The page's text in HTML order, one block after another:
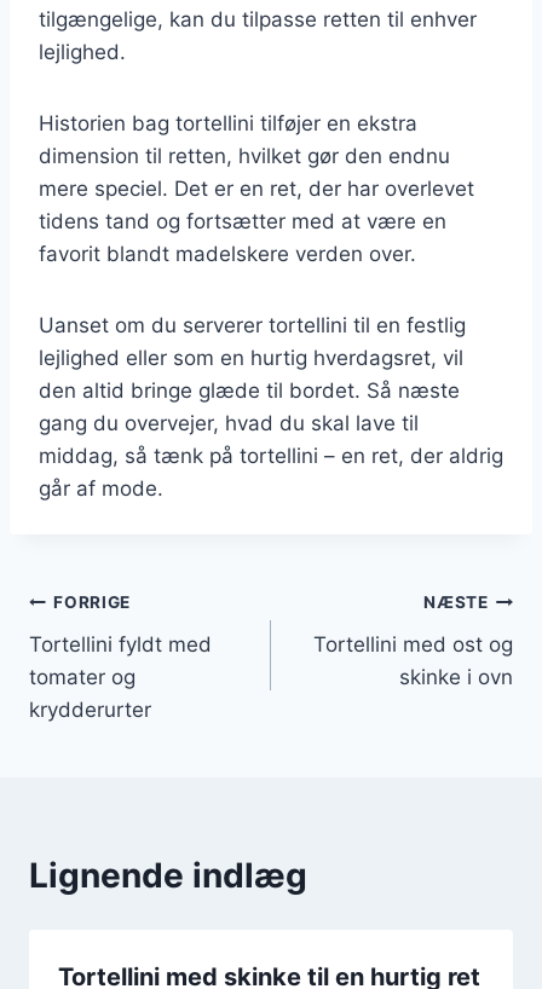
tilgængelige, kan du tilpasse retten til enhver
lejlighed.
Historien bag tortellini tilføjer en ekstra
dimension til retten, hvilket gør den endnu
mere speciel. Det er en ret, der har overlevet
tidens tand og fortsætter med at være en
favorit blandt madelskere verden over.
Uanset om du serverer tortellini til en festlig
lejlighed eller som en hurtig hverdagsret, vil
den altid bringe glæde til bordet. Så næste
gang du overvejer, hvad du skal lave til
middag, så tænk på tortellini – en ret, der aldrig
går af mode.
Indlægsnavigation
FORRIGE
Tortellini fyldt med
tomater og
krydderurter
NÆSTE
Tortellini med ost og
skinke i ovn
Lignende indlæg
Tortellini med skinke til en hurtig ret